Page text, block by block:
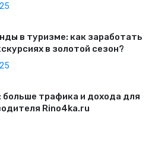
в туризме: как заработать
в золотой сезон?
больше трафика и дохода для
Rino4ka.ru